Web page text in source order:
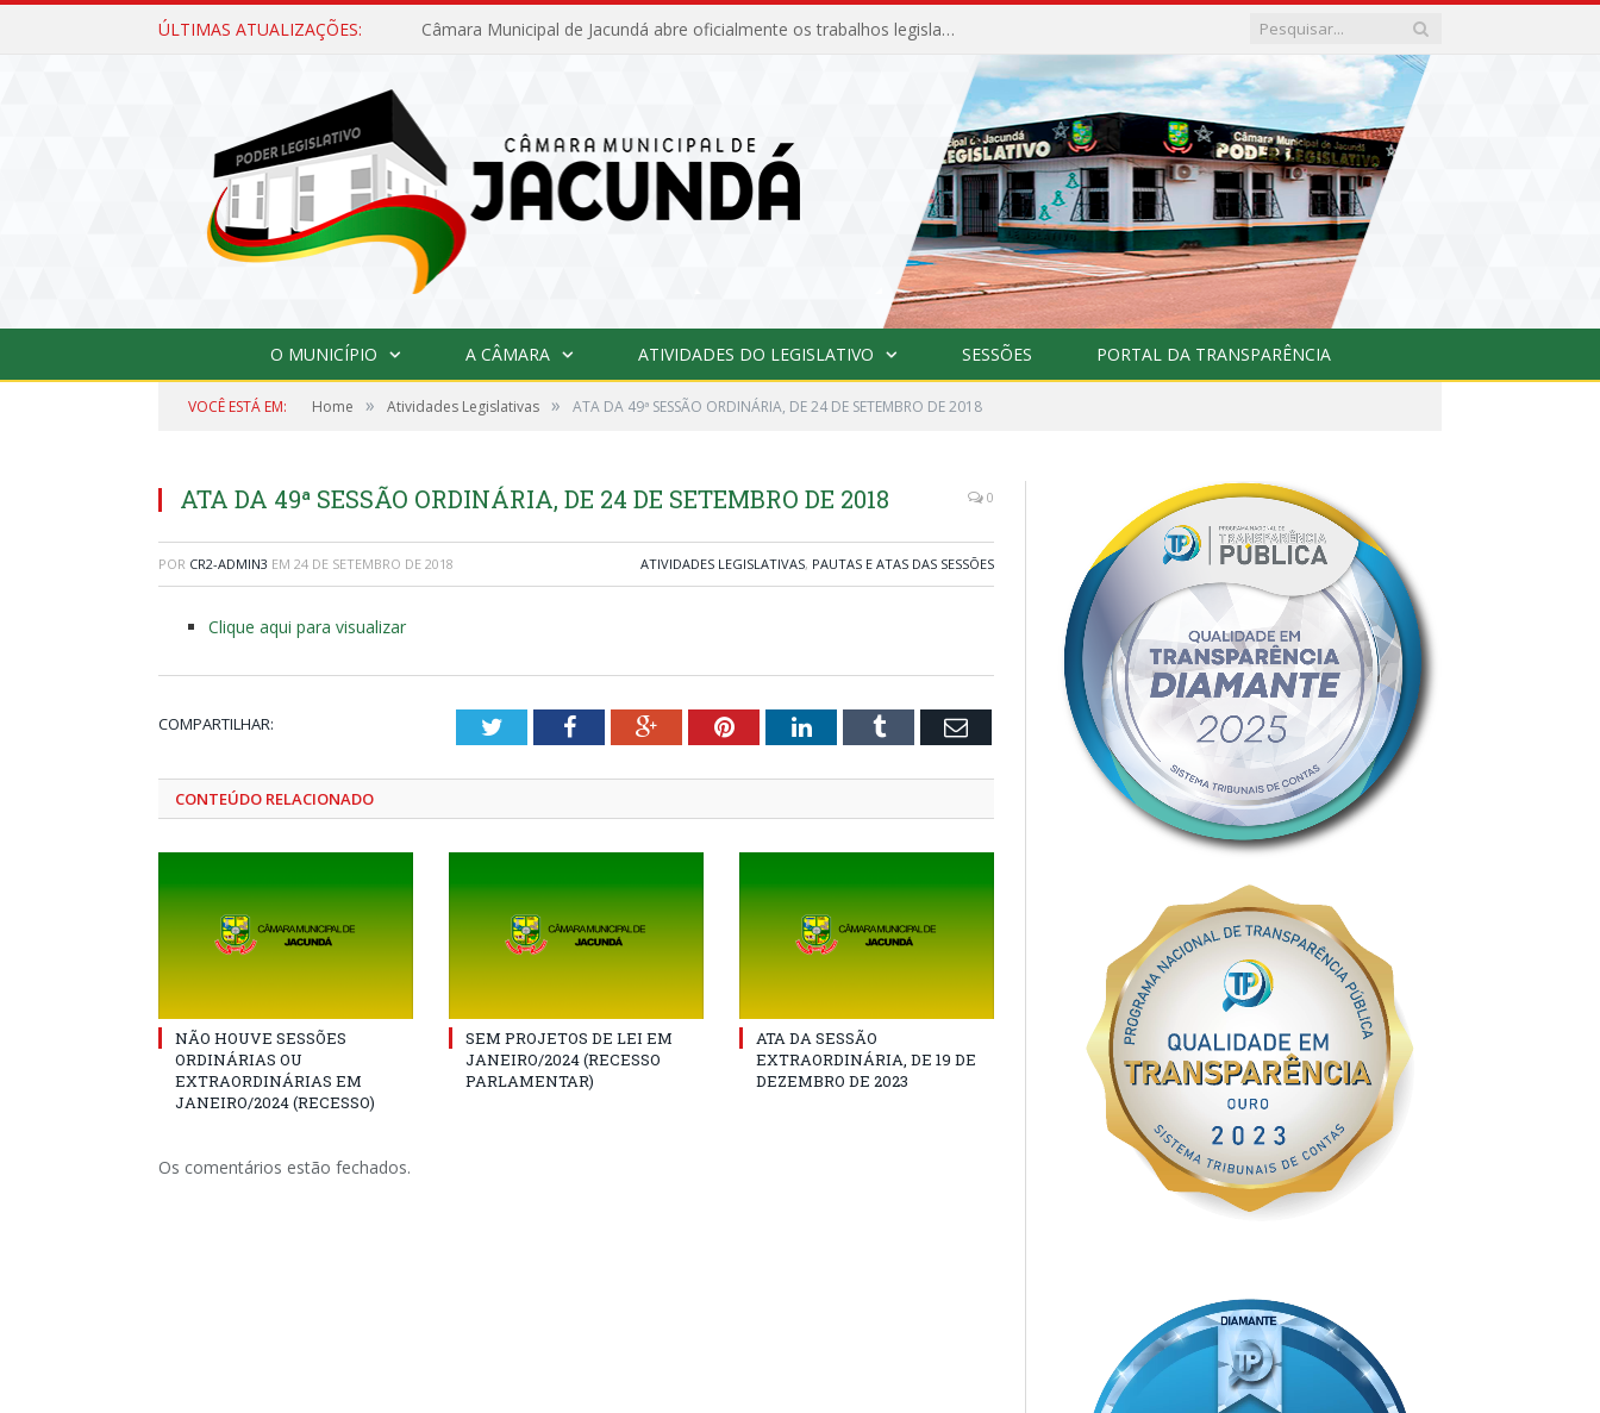
ÚLTIMAS ATUALIZAÇÕES: Câmara Municipal de Jacundá abre oficialmente os trabalhos legislativos de 2026
O MUNICÍPIO A CÂMARA ATIVIDADES DO LEGISLATIVO SESSÕES PORTAL DA TRANSPARÊNCIA
VOCÊ ESTÁ EM: Home » Atividades Legislativas » ATA DA 49ª SESSÃO ORDINÁRIA, DE 24 DE SETEMBRO DE 2018
ATA DA 49ª SESSÃO ORDINÁRIA, DE 24 DE SETEMBRO DE 2018 0
POR CR2-ADMIN3 EM 24 DE SETEMBRO DE 2018 ATIVIDADES LEGISLATIVAS, PAUTAS E ATAS DAS SESSÕES
Clique aqui para visualizar
COMPARTILHAR: TwitterFacebookGoogle+PinterestLinkedInTumblr Email
CONTEÚDO RELACIONADO
NÃO HOUVE SESSÕES
ORDINÁRIAS OU
EXTRAORDINÁRIAS EM
JANEIRO/2024 (RECESSO)
SEM PROJETOS DE LEI EM
JANEIRO/2024 (RECESSO
PARLAMENTAR)
ATA DA SESSÃO
EXTRAORDINÁRIA, DE 19 DE
DEZEMBRO DE 2023
Os comentários estão fechados.